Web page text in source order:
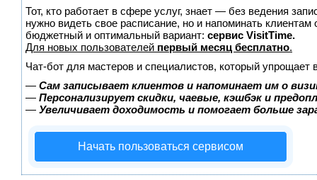
Тот, кто работает в сфере услуг, знает — без ведения
нужно видеть свое расписание, но и напоминать
бюджетный и оптимальный вариант: сервис VisitTime.
Для новых пользователей первый месяц бесплатно.
Чат-бот для мастеров и специалистов, который упрощает
— Сам записывает клиентов и напоминает им о
— Персонализирует скидки, чаевые, кэшбэк и
— Увеличивает доходимость и помогает больше
Начать пользоваться сервисом